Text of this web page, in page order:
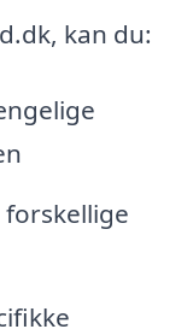
kan du: